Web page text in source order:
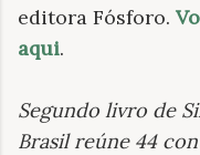
editora Fósforo.
aqui.
Segundo livro de
Brasil reúne 44